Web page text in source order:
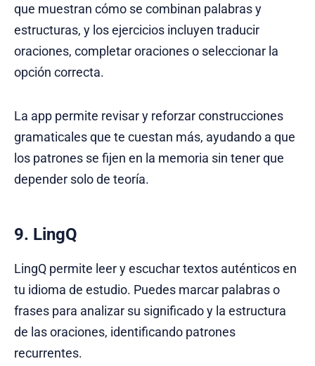
que muestran cómo se combinan palabras y
estructuras, y los ejercicios incluyen traducir
oraciones, completar oraciones o seleccionar la
opción correcta.
La app permite revisar y reforzar construcciones
gramaticales que te cuestan más, ayudando a que
los patrones se fijen en la memoria sin tener que
depender solo de teoría.
9. LingQ
LingQ permite leer y escuchar textos auténticos en
tu idioma de estudio. Puedes marcar palabras o
frases para analizar su significado y la estructura
de las oraciones, identificando patrones
recurrentes.